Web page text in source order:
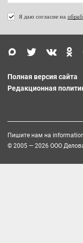
Я даю согласие на
Полная версия сайта
Редакционная
Пишите нам на
© 2005 — 2026 ООО